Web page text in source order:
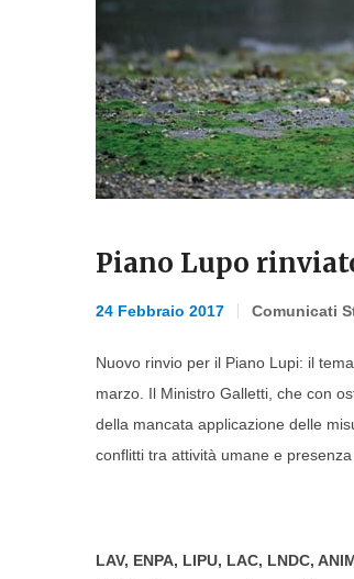
Piano Lupo
24 Febbraio 2017 Comunicati
Nuovo rinvio per il Piano Lupi: il
marzo. Il Ministro Galletti, che con
della mancata applicazione delle
conflitti tra attività umane e presenza
LAV, ENPA, LIPU, LAC, LNDC,